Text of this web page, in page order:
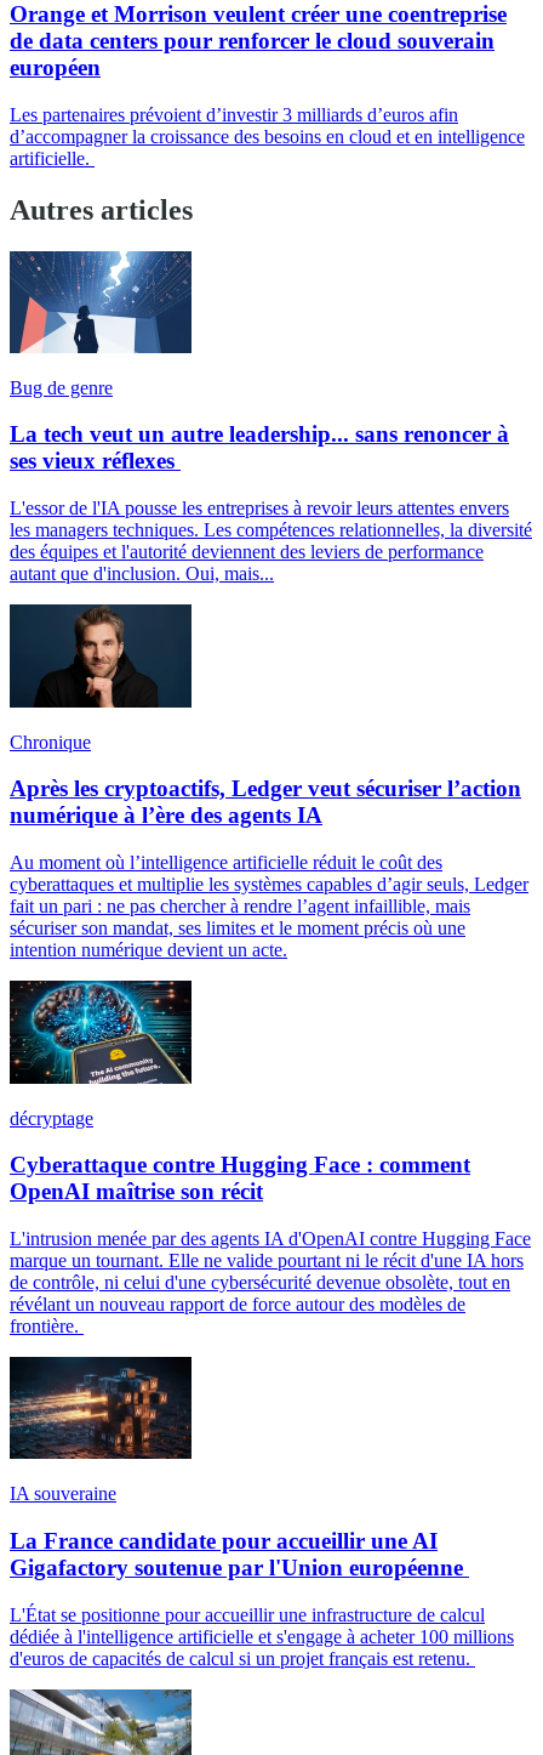
Orange et Morrison veulent créer une coentreprise
de data centers pour renforcer le cloud souverain
européen
Les partenaires prévoient d’investir 3 milliards d’euros afin
d’accompagner la croissance des besoins en cloud et en intelligence
artificielle.
Autres articles
Bug de genre
La tech veut un autre leadership... sans renoncer à
ses vieux réflexes
L'essor de l'IA pousse les entreprises à revoir leurs attentes envers
les managers techniques. Les compétences relationnelles, la diversité
des équipes et l'autorité deviennent des leviers de performance
autant que d'inclusion. Oui, mais...
Chronique
Après les cryptoactifs, Ledger veut sécuriser l’action
numérique à l’ère des agents IA
Au moment où l’intelligence artificielle réduit le coût des
cyberattaques et multiplie les systèmes capables d’agir seuls, Ledger
fait un pari : ne pas chercher à rendre l’agent infaillible, mais
sécuriser son mandat, ses limites et le moment précis où une
intention numérique devient un acte.
décryptage
Cyberattaque contre Hugging Face : comment
OpenAI maîtrise son récit
L'intrusion menée par des agents IA d'OpenAI contre Hugging Face
marque un tournant. Elle ne valide pourtant ni le récit d'une IA hors
de contrôle, ni celui d'une cybersécurité devenue obsolète, tout en
révélant un nouveau rapport de force autour des modèles de
frontière.
IA souveraine
La France candidate pour accueillir une AI
Gigafactory soutenue par l'Union européenne
L'État se positionne pour accueillir une infrastructure de calcul
dédiée à l'intelligence artificielle et s'engage à acheter 100 millions
d'euros de capacités de calcul si un projet français est retenu.